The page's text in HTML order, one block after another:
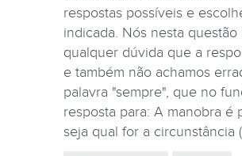
respostas possíveis e
indicada. Nós nesta questão
qualquer dúvida que a
e também não achamos
palavra "sempre", que no
resposta para: A manobra é
seja qual for a circunstância